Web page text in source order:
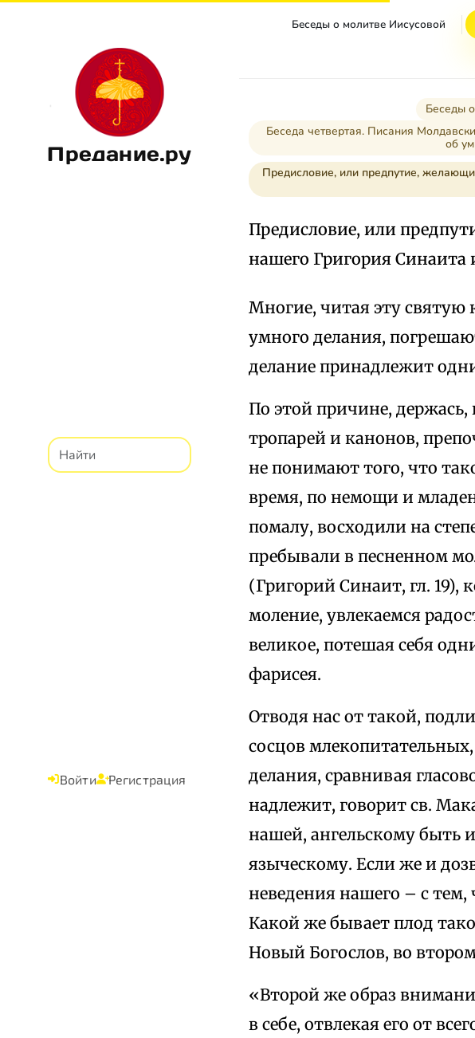
Предание.ру
Войти Регистрация
Беседы о молитве Иисусовой
Беседы
Беседа четвертая. Писания
об
Предисловие, или предпутие,
Предисловие, или
нашего Григория Синаита
Многие, читая эту святую
умного делания,
делание принадлежит
По этой причине,
тропарей и канонов,
не понимают того, что
время, по немощи и
помалу, восходили на
пребывали в песненном
(Григорий Синаит, гл. 19),
моление, увлекаемся
великое, потешая себя
фарисея.
Отводя нас от такой,
сосцов
делания, сравнивая
надлежит, говорит св.
нашей, ангельскому быть
языческому. Если же и
неведения нашего – с
Какой же бывает плод
Новый Богослов, во
«Второй же образ
в себе, отвлекая его от